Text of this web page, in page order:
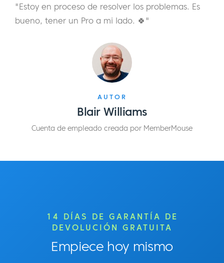
"Estoy en proceso de resolver los problemas. Es
bueno, tener un Pro a mi lado. 🍀"
AUTOR
Blair Williams
Cuenta de empleado creada por MemberMouse
14 DÍAS DE GARANTÍA DE
DEVOLUCIÓN GRATUITA
Empiece hoy mismo